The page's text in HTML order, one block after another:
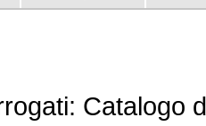
Catalogo